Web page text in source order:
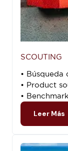
SCOUTING
• Búsqueda
• Product
•
Leer Más